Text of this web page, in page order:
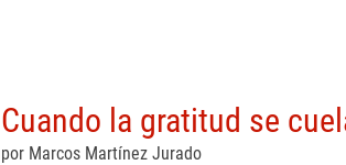
Cuando la gratitud se
por Marcos Martínez Jurado